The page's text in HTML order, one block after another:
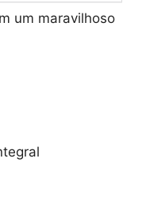
um maravilhoso